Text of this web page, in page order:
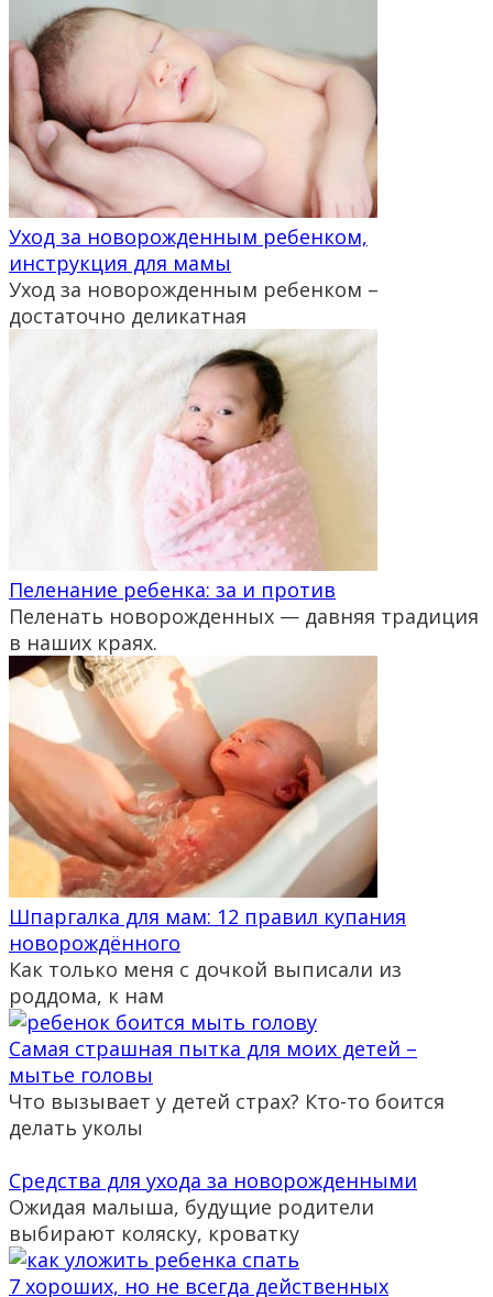
Уход за новорожденным ребенком,
инструкция для мамы
Уход за новорожденным ребенком –
достаточно деликатная
Пеленание ребенка: за и против
Пеленать новорожденных — давняя традиция
в наших краях.
Шпаргалка для мам: 12 правил купания
новорождённого
Как только меня с дочкой выписали из
роддома, к нам
Самая страшная пытка для моих детей –
мытье головы
Что вызывает у детей страх? Кто-то боится
делать уколы
Средства для ухода за новорожденными
Ожидая малыша, будущие родители
выбирают коляску, кроватку
7 хороших, но не всегда действенных